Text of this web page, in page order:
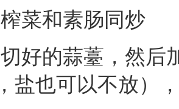
菜和素肠同炒
好的蒜薹，然后
盐也可以不放）